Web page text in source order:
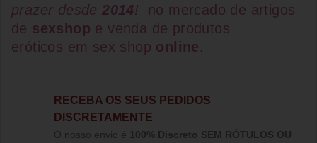
prazer desde2014!
no mercado de artigos
de sexshop e venda de produtos
eróticos em sex shop online.
RECEBA OS SEUS PEDIDOS
DISCRETAMENTE
O nosso envio é 100% Discreto SEM RÓTULOS OU